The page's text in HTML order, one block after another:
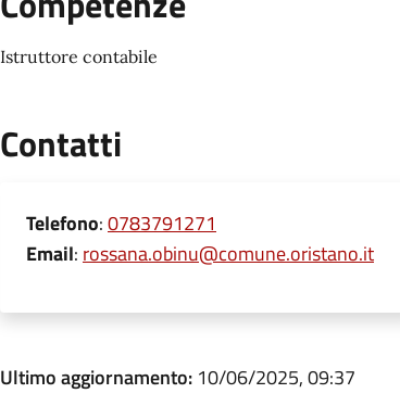
Istruttore contabile
Contatti
Telefono:0783791271
Email: rossana.obinu@comune.oristano.it
Ultimo aggiornamento: 10/06/2025, 09:37